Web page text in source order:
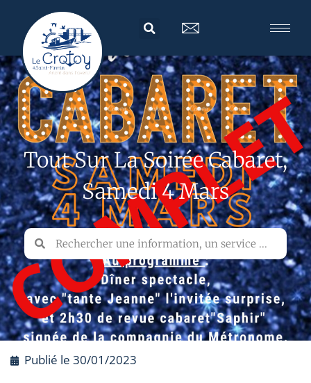
Tout Sur La Soirée Cabaret,
Samedi 4 Mars
Publié le 30/01/2023